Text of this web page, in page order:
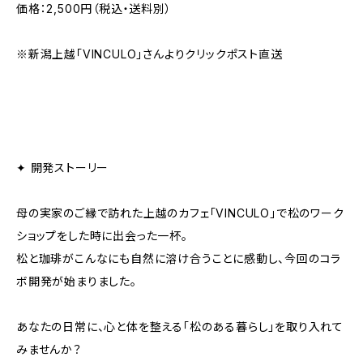
価格：2,500円（税込・送料別）
※新潟上越「VINCULO」さんよりクリックポスト直送
✦ 開発ストーリー
母の実家のご縁で訪れた上越のカフェ「VINCULO」で松のワーク
ショップをした時に出会った一杯。
松と珈琲がこんなにも自然に溶け合うことに感動し、今回のコラ
ボ開発が始まりました。
あなたの日常に、心と体を整える「松のある暮らし」を取り入れて
みませんか？